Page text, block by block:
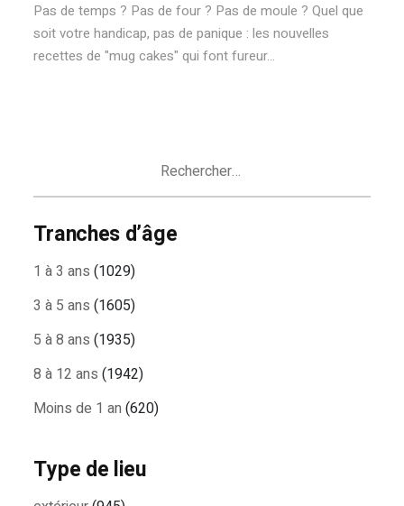
Pas de temps ? Pas de four ? Pas de moule ? Quel que
soit votre handicap, pas de panique : les nouvelles
recettes de "mug cakes" qui font fureur...
Tranches d’âge
1 à 3 ans (1029)
3 à 5 ans (1605)
5 à 8 ans (1935)
8 à 12 ans (1942)
Moins de 1 an (620)
Type de lieu